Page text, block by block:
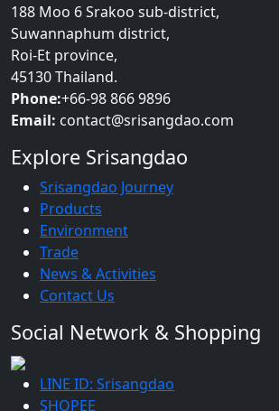
188 Moo 6 Srakoo sub-district,
Suwannaphum district,
Roi-Et province,
45130 Thailand.
Phone:+66-98 866 9896
Email: contact@srisangdao.com
Explore Srisangdao
Srisangdao Journey
Products
Environment
Trade
News & Activities
Contact Us
Social Network & Shopping
LINE ID: Srisangdao
SHOPEE